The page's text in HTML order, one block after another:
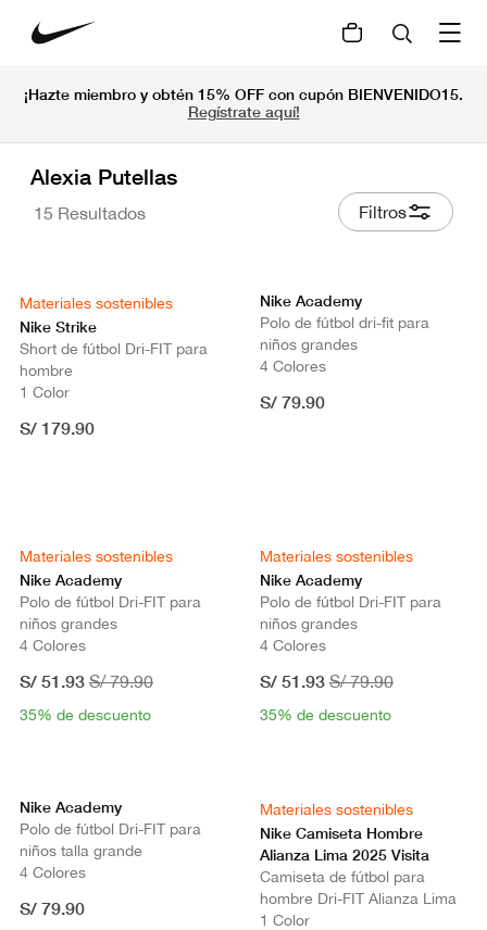
¡Hazte miembro y obtén 15% OFF con cupón BIENVENIDO15.
Regístrate aquí!
Alexia Putellas
15 Resultados Filtros
Materiales sostenibles
Nike Strike
Short de fútbol Dri-FIT para
hombre
1 Color
S/ 179.90
Nike Academy
Polo de fútbol dri-fit para
niños grandes
4 Colores
S/ 79.90
Materiales sostenibles
Nike Academy
Polo de fútbol Dri-FIT para
niños grandes
4 Colores
S/ 51.93 S/ 79.90
35% de descuento
Materiales sostenibles
Nike Academy
Polo de fútbol Dri-FIT para
niños grandes
4 Colores
S/ 51.93 S/ 79.90
35% de descuento
Nike Academy
Polo de fútbol Dri-FIT para
niños talla grande
4 Colores
S/ 79.90
Materiales sostenibles
Nike Camiseta Hombre
Alianza Lima 2025 Visita
Camiseta de fútbol para
hombre Dri-FIT Alianza Lima
1 Color